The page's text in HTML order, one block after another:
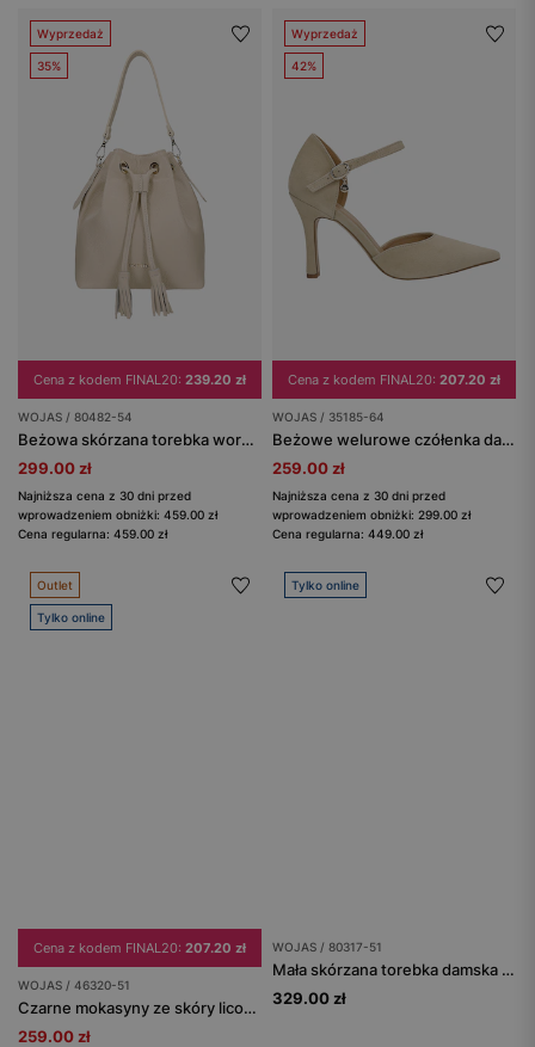
Wyprzedaż
35%
Cena z kodem FINAL20: 239.20 zł
WOJAS / 80482-54
Beżowa skórzana torebka worek z frędzlami
299.00 zł
Najniższa cena z 30 dni przed
wprowadzeniem obniżki: 459.00 zł
Cena regularna: 459.00 zł
Wyprzedaż
42%
Cena z kodem FINAL20: 207.20 zł
WOJAS / 35185-64
Beżowe welurowe czółenka damskie na szpilce
259.00 zł
Najniższa cena z 30 dni przed
wprowadzeniem obniżki: 299.00 zł
Cena regularna: 449.00 zł
Outlet
Tylko online
Cena z kodem FINAL20: 207.20 zł
WOJAS / 46320-51
Czarne mokasyny ze skóry licowej ze złotą ozdobą
259.00 zł
Tylko online
WOJAS / 80317-51
Mała skórzana torebka damska ze złotymi elementami
329.00 zł